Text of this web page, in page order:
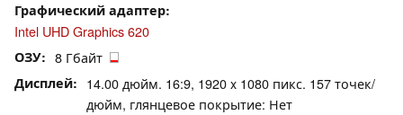
Графический адаптер
Intel UHD Graphics 620
ОЗУ 8 Гбайт
Дисплей
14.00 дюйм. 16:9, 1920 x 1080 пикс. 157 точек/
дюйм, глянцевое покрытие: Нет